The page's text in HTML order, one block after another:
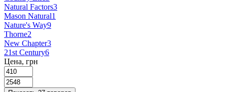
Natural Factors3
Mason Natural1
Nature's Way9
Thorne2
New Chapter3
21st Century6
Цена, грн